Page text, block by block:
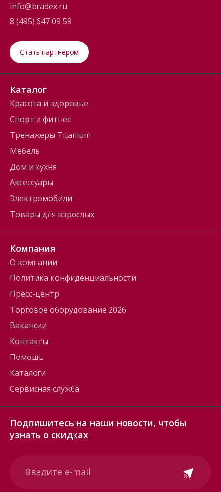
info@bradex.ru
8 (495) 647 09 59
Стать партнером
Каталог
Красота и здоровье
Спорт и фитнес
Тренажеры Titanium
Мебель
Дом и кухня
Аксессуары
Электромобили
Товары для взрослых
Компания
О компании
Политика конфиденциальности
Пресс-центр
Торговое оборудование 2026
Вакансии
Контакты
Помощь
Каталоги
Сервисная служба
Подпишитесь на наши новости, чтобы
узнать о скидках